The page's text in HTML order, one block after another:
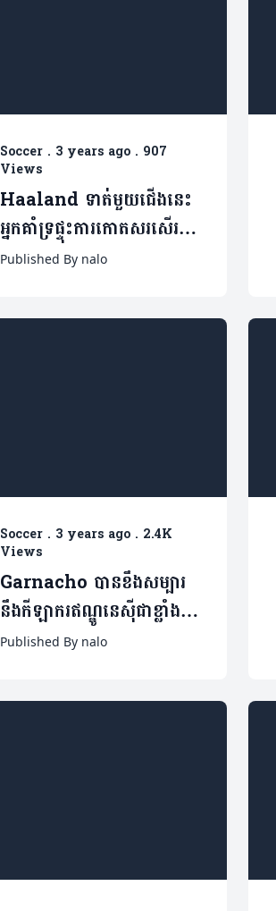
Soccer . 3 years ago . 907
Views
Haaland ទាត់មួយជើងនេះ
អ្នកគាំទ្រផ្ទុះការកោតសរសើរ
ពេញទឹកពេញដី
Published By nalo
Soccer . 3 years ago . 2.4K
Views
Garnacho បានខឹងសម្បារ
នឹងកីឡាករឥណ្ឌូនេស៊ីជាខ្លាំង
ក្រោយរូបគេធ្វើរឿងមួយនេះ
Published By nalo